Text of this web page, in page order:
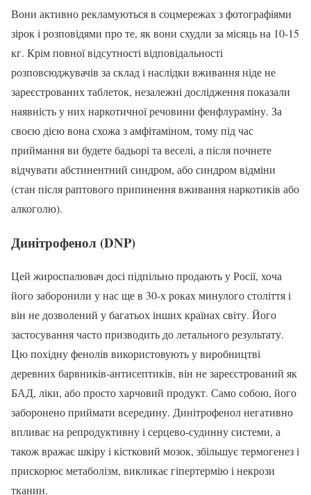
Вони активно рекламуються в соцмережах з фотографіями
зірок і розповідями про те, як вони схудли за місяць на 10-15
кг. Крім повної відсутності відповідальності
розповсюджувачів за склад і наслідки вживання ніде не
зареєстрованих таблеток, незалежні дослідження показали
наявність у них наркотичної речовини фенфлураміну. За
своєю дією вона схожа з амфітаміном, тому під час
приймання ви будете бадьорі та веселі, а після почнете
відчувати абстинентний синдром, або синдром відміни
(стан після раптового припинення вживання наркотиків або
алкоголю).
Динітрофенол (DNP)
Цей жироспалювач досі підпільно продають у Росії, хоча
його заборонили у нас ще в 30-х роках минулого століття і
він не дозволений у багатьох інших країнах світу. Його
застосування часто призводить до летального результату.
Цю похідну фенолів використовують у виробництві
деревних барвників-антисептиків, він не зареєстрований як
БАД, ліки, або просто харчовий продукт. Само собою, його
заборонено приймати всередину. Динітрофенол негативно
впливає на репродуктивну і серцево-судинну системи, а
також вражає шкіру і кістковий мозок, збільшує термогенез і
прискорює метаболізм, викликає гіпертермію і некрози
тканин.